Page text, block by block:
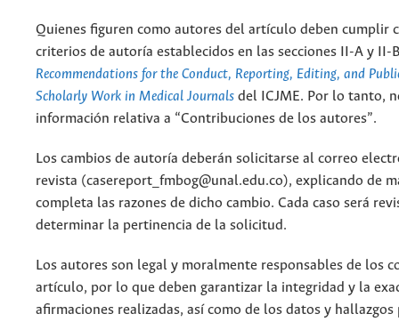
Quienes figuren como autores del artículo deben cumplir
criterios de autoría establecidos en las secciones II-A y II-
Recommendations for the Conduct, Reporting, Editing, and
Scholarly Work in Medical Journals del ICJME. Por lo tanto,
información relativa a “Contribuciones de los autores”.
Los cambios de autoría deberán solicitarse al correo
revista (casereport_fmbog@unal.edu.co), explicando de
completa las razones de dicho cambio. Cada caso será
determinar la pertinencia de la solicitud.
Los autores son legal y moralmente responsables de los
artículo, por lo que deben garantizar la integridad y la
afirmaciones realizadas, así como de los datos y hallazgos